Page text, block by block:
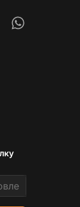
Whatsapp